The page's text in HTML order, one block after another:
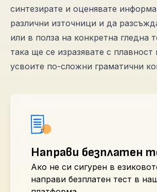
синтезирате и оценявате
различни източници и да
или в полза на конкретна гледна
така ще се изразявате с
усвоите по-сложни граматични
Направи безплатен
Ако не си сигурен в
направи безплатен тест в